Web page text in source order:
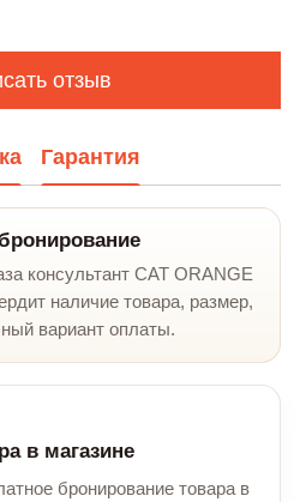
отзыв
Гарантия
консультант CAT ORANGE
наличие товара, размер,
вариант оплаты.
в магазине
бронирование товара в